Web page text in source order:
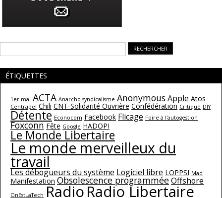
ÉTIQUETTES
1er mai ACTA Anarcho-syndicalisme AnonymousApple Atos
Centrapel Chili CNT-Solidarité Ouvrière Confédération Critique DIY
Détente Econocom Facebook Flicage Foire à l'autogestion
Foxconn Fête Google HADOPI
Le Monde Libertaire
Le monde merveilleux du
travail
Les débogueurs du système Logiciel libre LOPPSI Mad
Manifestation Obsolescence programméeOffshore
OnEstLaTech RadioRadio Libertaire